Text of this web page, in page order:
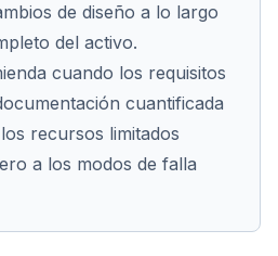
de diseño a lo largo
del activo.
cuando los requisitos
cuantificada
recursos limitados
a los modos de falla